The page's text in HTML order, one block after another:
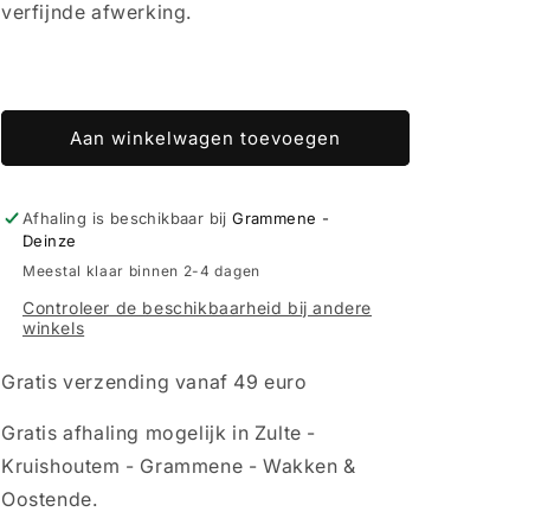
verfijnde afwerking.
Aan winkelwagen toevoegen
Afhaling is beschikbaar bijGrammene -
Deinze
Meestal klaar binnen 2-4 dagen
Controleer de beschikbaarheid bij andere
winkels
Gratis verzending vanaf 49 euro
Gratis afhaling mogelijk in Zulte -
Kruishoutem - Grammene - Wakken &
Oostende.